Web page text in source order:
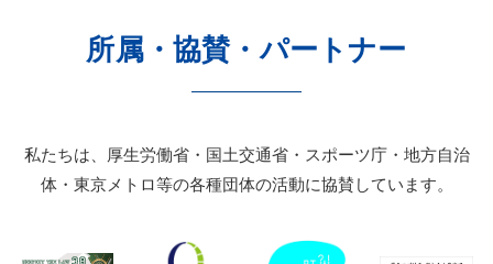
所属・協賛・パートナー
私たちは、厚生労働省・国土交通省・スポーツ庁・地方自治
体・東京メトロ等の各種団体の活動に協賛しています。